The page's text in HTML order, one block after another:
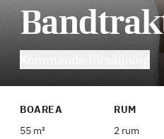
BOAREA
55 m²
RUM
2 rum